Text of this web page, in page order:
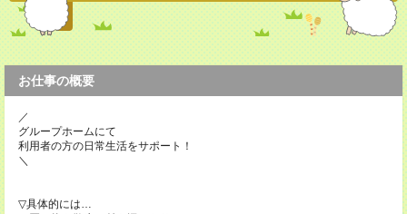
お仕事の概要
／
グループホームにて
利用者の方の日常生活をサポート！
＼
▽具体的には…